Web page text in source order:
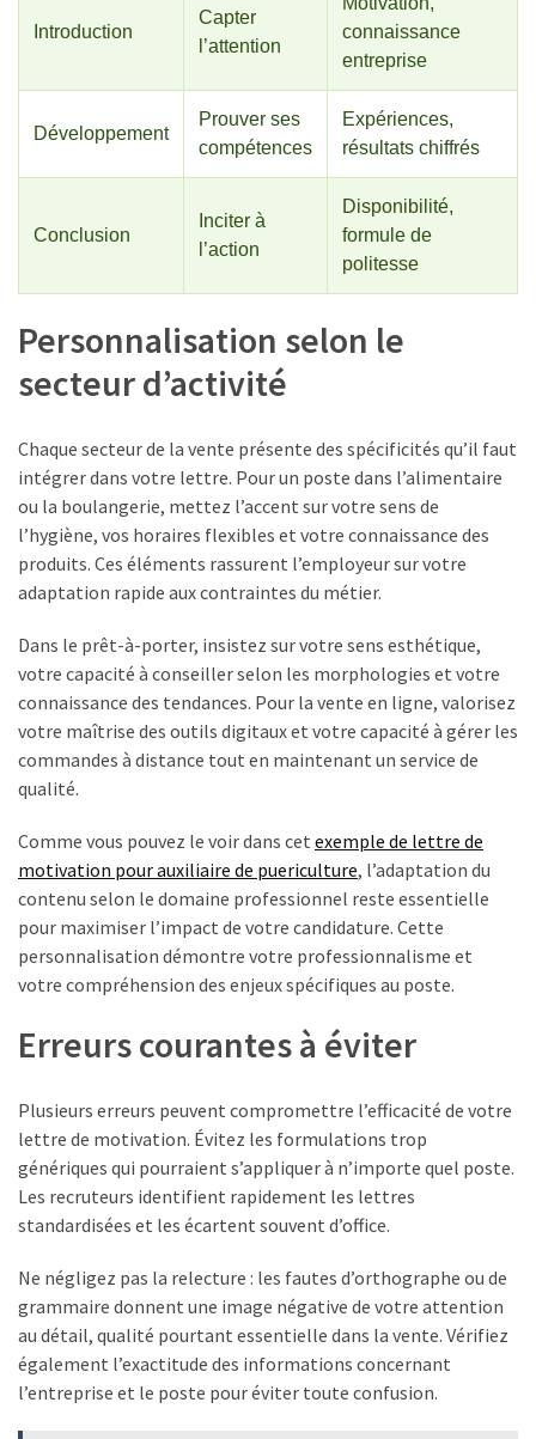
Introduction
Capter
l’attention
connaissance
entreprise
Développement
Prouver ses
compétences
Expériences,
résultats chiffrés
Conclusion
Inciter à
l’action
Disponibilité,
formule de
politesse
Personnalisation selon le
secteur d’activité
Chaque secteur de la vente présente des spécificités qu’il faut
intégrer dans votre lettre. Pour un poste dans l’alimentaire
ou la boulangerie, mettez l’accent sur votre sens de
l’hygiène, vos horaires flexibles et votre connaissance des
produits. Ces éléments rassurent l’employeur sur votre
adaptation rapide aux contraintes du métier.
Dans le prêt-à-porter, insistez sur votre sens esthétique,
votre capacité à conseiller selon les morphologies et votre
connaissance des tendances. Pour la vente en ligne, valorisez
votre maîtrise des outils digitaux et votre capacité à gérer les
commandes à distance tout en maintenant un service de
qualité.
Comme vous pouvez le voir dans cet exemple de lettre de
motivation pour auxiliaire de puericulture, l’adaptation du
contenu selon le domaine professionnel reste essentielle
pour maximiser l’impact de votre candidature. Cette
personnalisation démontre votre professionnalisme et
votre compréhension des enjeux spécifiques au poste.
Erreurs courantes à éviter
Plusieurs erreurs peuvent compromettre l’efficacité de votre
lettre de motivation. Évitez les formulations trop
génériques qui pourraient s’appliquer à n’importe quel poste.
Les recruteurs identifient rapidement les lettres
standardisées et les écartent souvent d’office.
Ne négligez pas la relecture : les fautes d’orthographe ou de
grammaire donnent une image négative de votre attention
au détail, qualité pourtant essentielle dans la vente. Vérifiez
également l’exactitude des informations concernant
l’entreprise et le poste pour éviter toute confusion.